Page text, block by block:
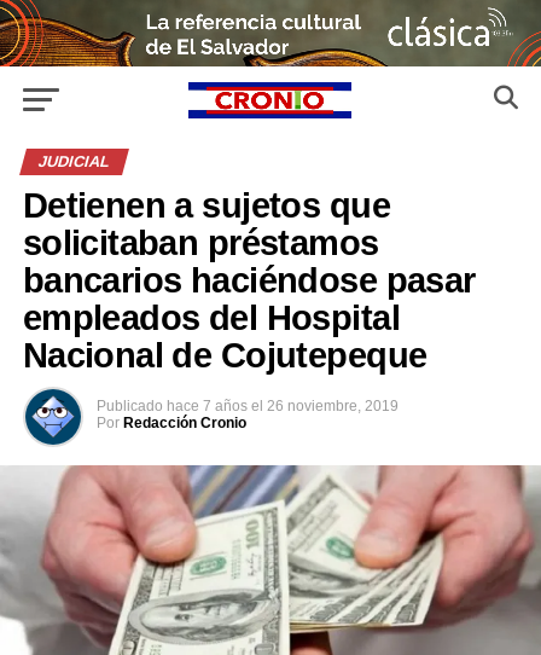
JUDICIAL
Detienen a sujetos que
solicitaban préstamos
bancarios haciéndose pasar
empleados del Hospital
Nacional de Cojutepeque
Publicado hace 7 años el 26 noviembre, 2019
Por Redacción Cronio